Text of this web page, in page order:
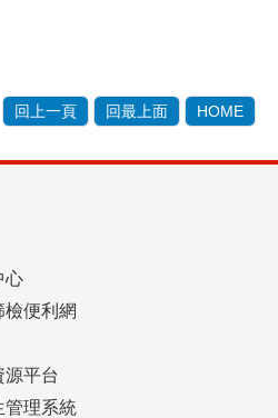
回上一頁 回最上面 HOME
心
便利網
源平台
管理系統